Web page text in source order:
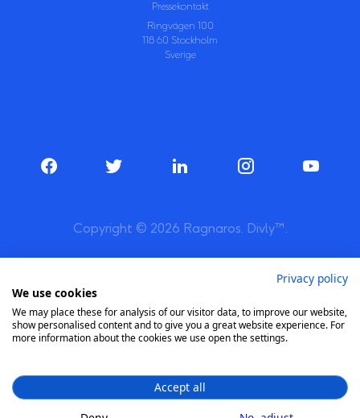
Pressekontakt
Ringvägen 100
118 60 Stockholm
Sverige
Copyright © 2026 Ragnaros. Divly™.
Privacy policy
We use cookies
We may place these for analysis of our visitor data, to improve our website,
show personalised content and to give you a great website experience. For
more information about the cookies we use open the settings.
Accept all